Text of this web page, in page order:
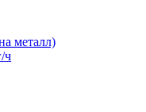
металл)
ч